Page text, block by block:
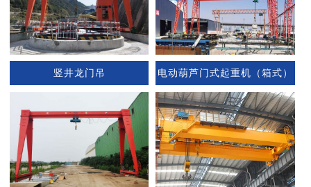
竖井龙门吊 电动葫芦门式起重机（箱式）